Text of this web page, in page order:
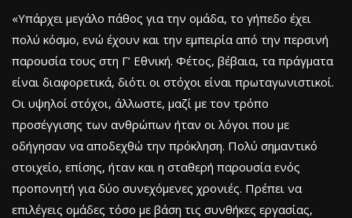
«Υπάρχει μεγάλο πάθος για την ομάδα, το γήπεδο έχει
πολύ κόσμο, ενώ έχουν και την εμπειρία από την περσινή
παρουσία τους στη Γ’ Εθνική. Φέτος, βέβαια, τα πράγματα
είναι διαφορετικά, διότι οι στόχοι είναι πρωταγωνιστικοί.
Οι υψηλοί στόχοι, άλλωστε, μαζί με τον τρόπο
προσέγγισης των ανθρώπων ήταν οι λόγοι που με
οδήγησαν να αποδεχθώ την πρόκληση. Πολύ σημαντικό
στοιχείο, επίσης, ήταν και η σταθερή παρουσία ενός
προπονητή για δύο συνεχόμενες χρονιές. Πρέπει να
επιλέγεις ομάδες τόσο με βάση τις συνθήκες εργασίας,